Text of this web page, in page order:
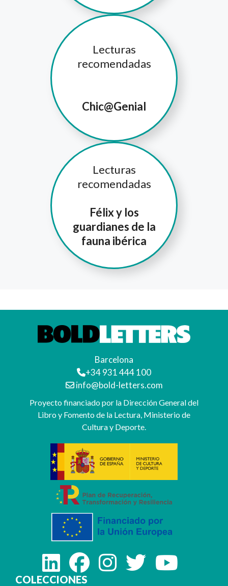
Lecturas
recomendadas
Chic@Genial
Lecturas
recomendadas
Félix y los
guardianes de la
fauna ibérica
Barcelona
+34 931 444 100
info@bold-letters.com
Proyecto financiado por la Dirección General del
Libro y Fomento de la Lectura, Ministerio de
Cultura y Deporte.
COLECCIONES